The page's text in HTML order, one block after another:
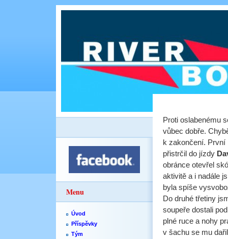
Menu
Úvod
Příspěvky
Tým
Proti oslabenému
vůbec dobře.
k zakončení. První
přistrčil do jízdy
obránce otevřel
aktivitě a i nadále
byla spíše
Do druhé třetiny
soupeře dostali
plné ruce a nohy
v šachu se mu